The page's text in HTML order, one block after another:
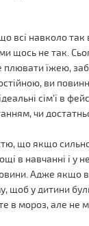
всі навколо так
щось не так.
плювати їжею,
ви
сім'ї в
чи
що якщо
в навчанні і у
Адже якщо
щоб у дитини
в мороз, але не